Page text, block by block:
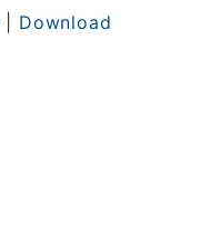
Download